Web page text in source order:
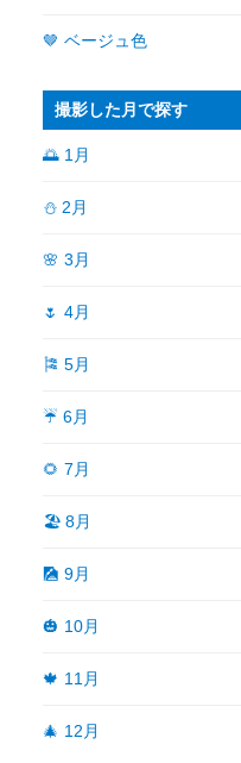
🤎 ベージュ色
撮影した月で探す
🌅 1月
⛄ 2月
🌸 3月
🌷 4月
🎏 5月
☔ 6月
🌻 7月
🏖 8月
🎑 9月
🎃 10月
🍁 11月
🎄 12月